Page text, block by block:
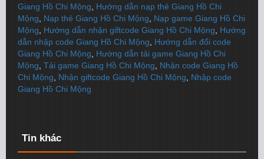
Giang Hồ Chi Mộng
Hướng dẫn nạp thẻ Giang Hồ Chi
Mộng
Nạp thẻ Giang Hồ Chi Mộng
Nạp game Giang Hồ Chi
Mộng
Hướng dẫn nhận giftcode Giang Hồ Chi Mộng
Hướng
dẫn nhập code Giang Hồ Chi Mộng
Hướng dẫn đổi code
Giang Hồ Chi Mộng
Hướng dẫn tải game Giang Hồ Chi
Mộng Tải game Giang Hồ Chi Mộng
Nhận code Giang Hồ
Chi Mộng
Nhận giftcode Giang Hồ Chi Mộng
Nhập code
Giang Hồ Chi Mộng
Tin khác